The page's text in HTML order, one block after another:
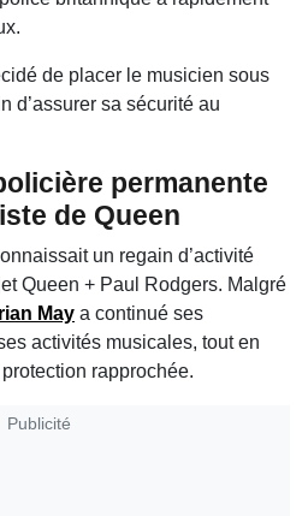
de placer le musicien sous
d’assurer sa sécurité au
permanente
de Queen
un regain d’activité
Queen + Paul Rodgers. Malgré
May a continué ses
activités musicales, tout en
rapprochée.
Publicité